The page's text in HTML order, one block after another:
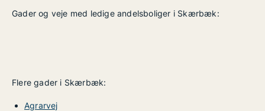
Gader og veje med ledige andelsboliger i Skærbæk:
Flere gader i Skærbæk:
Agrarvej